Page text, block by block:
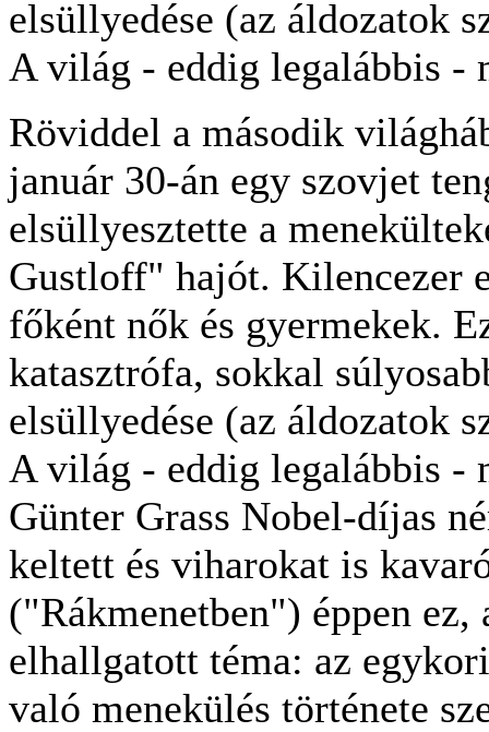
elsüllyedése (az áldozatok
A világ - eddig legalábbis -
Röviddel a második
január 30-án egy szovjet
elsüllyesztette a
Gustloff" hajót. Kilencezer
főként nők és gyermekek.
katasztrófa, sokkal
elsüllyedése (az áldozatok
A világ - eddig legalábbis -
Günter Grass Nobel-díjas
keltett és viharokat is
("Rákmenetben") éppen
elhallgatott téma: az
való menekülés története